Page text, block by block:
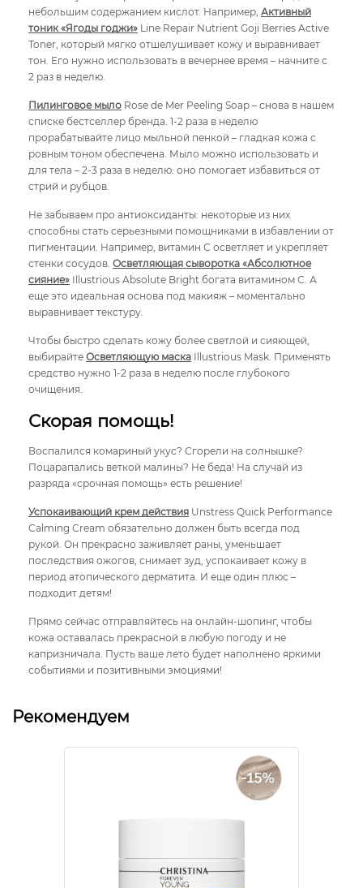
небольшим содержанием кислот. Например, Активный
тоник «Ягоды годжи» Line Repair Nutrient Goji Berries Active
Toner, который мягко отшелушивает кожу и выравнивает
тон. Его нужно использовать в вечернее время – начните с
2 раз в неделю.
Пилинговое мыло Rose de Mer Peeling Soap – снова в нашем
списке бестселлер бренда. 1-2 раза в неделю
прорабатывайте лицо мыльной пенкой – гладкая кожа с
ровным тоном обеспечена. Мыло можно использовать и
для тела – 2-3 раза в неделю: оно помогает избавиться от
стрий и рубцов.
Не забываем про антиоксиданты: некоторые из них
способны стать серьезными помощниками в избавлении от
пигментации. Например, витамин С осветляет и укрепляет
стенки сосудов. Осветляющая сыворотка «Абсолютное
сияние» Illustrious Absolute Bright богата витамином С. А
еще это идеальная основа под макияж – моментально
выравнивает текстуру.
Чтобы быстро сделать кожу более светлой и сияющей,
выбирайте Осветляющую маска Illustrious Mask. Применять
средство нужно 1-2 раза в неделю после глубокого
очищения.
Скорая помощь!
Воспалился комариный укус? Сгорели на солнышке?
Поцарапались веткой малины? Не беда! На случай из
разряда «срочная помощь» есть решение!
Успокаивающий крем действия Unstress Quick Performance
Calming Cream обязательно должен быть всегда под
рукой. Он прекрасно заживляет раны, уменьшает
последствия ожогов, снимает зуд, успокаивает кожу в
период атопического дерматита. И еще один плюс –
подходит детям!
Прямо сейчас отправляйтесь на онлайн-шопинг, чтобы
кожа оставалась прекрасной в любую погоду и не
капризничала. Пусть ваше лето будет наполнено яркими
событиями и позитивными эмоциями!
Рекомендуем